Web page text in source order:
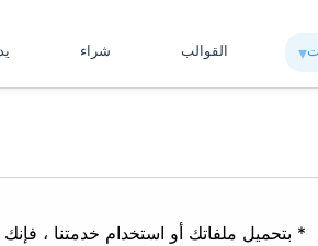
▾︎ القوالب شراء
* بتحميل ملفاتك أو استخدام خدمتنا ،